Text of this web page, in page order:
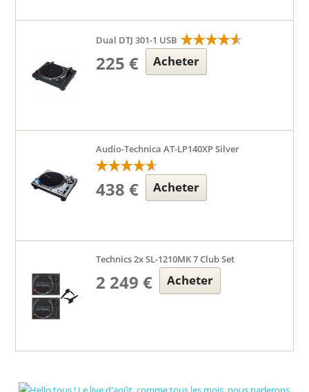
Dual DTJ 301-1 USB
225 € Acheter
Audio-Technica AT-LP140XP Silver
438 € Acheter
Technics 2x SL-1210MK 7 Club Set
2 249 € Acheter